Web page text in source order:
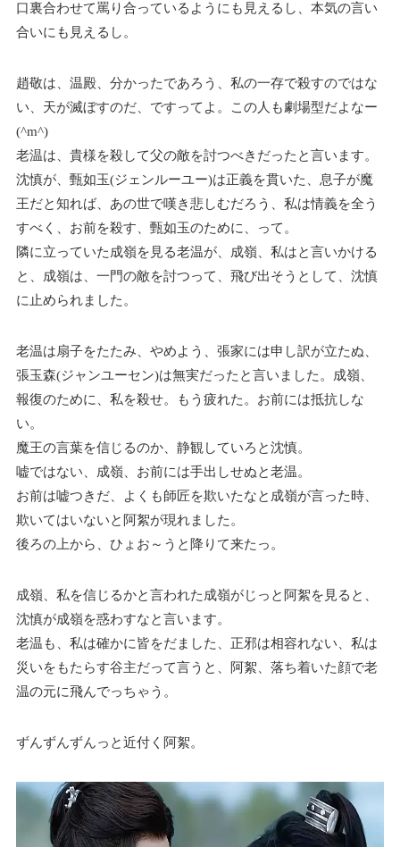
口裏合わせて罵り合っているようにも見えるし、本気の言い
合いにも見えるし。
趙敬は、温殿、分かったであろう、私の一存で殺すのではな
い、天が滅ぼすのだ、ですってよ。この人も劇場型だよなー
(^m^)
老温は、貴様を殺して父の敵を討つべきだったと言います。
沈慎が、甄如玉(ジェンルーユー)は正義を貫いた、息子が魔
王だと知れば、あの世で嘆き悲しむだろう、私は情義を全う
すべく、お前を殺す、甄如玉のために、って。
隣に立っていた成嶺を見る老温が、成嶺、私はと言いかける
と、成嶺は、一門の敵を討つって、飛び出そうとして、沈慎
に止められました。
老温は扇子をたたみ、やめよう、張家には申し訳が立たぬ、
張玉森(ジャンユーセン)は無実だったと言いました。成嶺、
報復のために、私を殺せ。もう疲れた。お前には抵抗しな
い。
魔王の言葉を信じるのか、静観していろと沈慎。
嘘ではない、成嶺、お前には手出しせぬと老温。
お前は嘘つきだ、よくも師匠を欺いたなと成嶺が言った時、
欺いてはいないと阿絮が現れました。
後ろの上から、ひょお～うと降りて来たっ。
成嶺、私を信じるかと言われた成嶺がじっと阿絮を見ると、
沈慎が成嶺を惑わすなと言います。
老温も、私は確かに皆をだました、正邪は相容れない、私は
災いをもたらす谷主だって言うと、阿絮、落ち着いた顔で老
温の元に飛んでっちゃう。
ずんずんずんっと近付く阿絮。